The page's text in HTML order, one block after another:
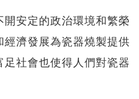
安定的政治環境和繁榮
濟發展為瓷器燒製提供
社會也使得人們對瓷器